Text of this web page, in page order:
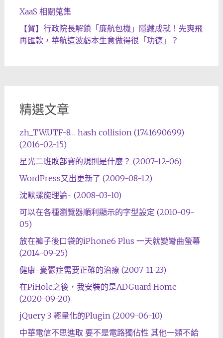
XaaS 相關蒐集
【賀】行政院長解鎖「廉航包機」隱藏成就！先爽飛
再匯款，華航這波虧本生意做得很「功德」？
精選文章
zh_TW.UTF-8… hash collision (1741690699)
(2016-02-15)
星光二班敗部賽的規則是什麼？ (2007-12-06)
WordPress又出更新了 (2009-08-12)
沈默螺旋理論~ (2008-03-10)
可以在各種瀏覽器順利顯示的字型設定 (2010-09-
05)
放在褲子後口袋的iPhone6 Plus 一天就變彎曲螢幕
(2014-09-25)
健康-憂鬱症需要正確的治療 (2007-11-23)
在PiHole之後，我安裝的是ADGuard Home
(2020-09-20)
jQuery 3 輕量化的Plugin (2009-06-10)
中華電信不思進取 要不是電路獨佔性 其他一類不給